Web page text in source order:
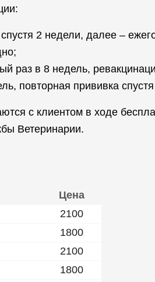
2 недели, далее –
раз в 8 недель,
повторная прививка
с клиентом в ходе
Ветеринарии.
Цена
2100
1800
2100
1800